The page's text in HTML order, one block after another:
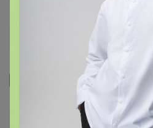
Запомнить
Войти